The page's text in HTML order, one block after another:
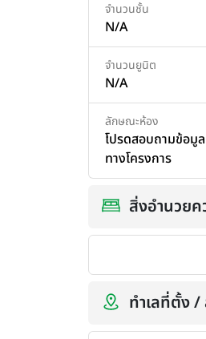
จำนวนชั้น
N/A
จำนวนยูนิต
N/A
ลักษณะห้อง
โปรดสอบถามข้อมู
ทางโครงการ
สิ่งอำนวยค
ทำเลที่ตั้ง /